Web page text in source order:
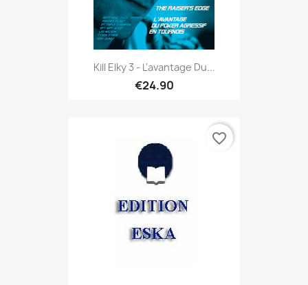
Kill Elky 3 - L'avantage Du...
€24.90
favorite_border